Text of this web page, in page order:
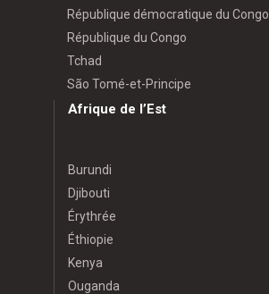
République démocratique du Congo
République du Congo
Tchad
São Tomé-et-Principe
Afrique de l’Est
Burundi
Djibouti
Érythrée
Éthiopie
Kenya
Ouganda